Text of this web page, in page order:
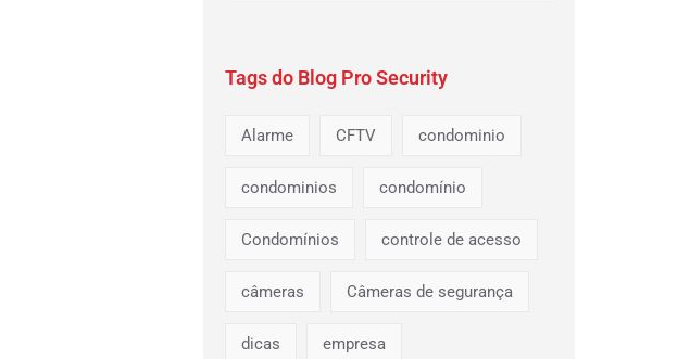
Tags do Blog Pro Security
Alarme CFTV condominio
condominios condomínio
Condomínios controle de acesso
câmeras Câmeras de segurança
dicas empresa